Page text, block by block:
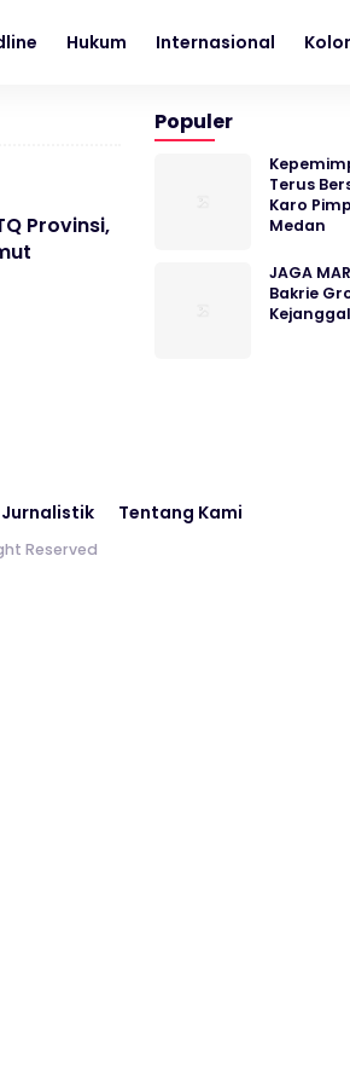
Hukum Internasional
Provinsi,
Populer
Terus
Karo
Medan
JAGA
Bakrie
Jurnalistik Tentang Kami
Reserved